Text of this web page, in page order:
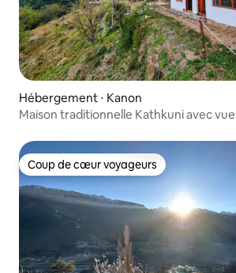
Hébergement ⋅ Kanon
Maison traditionnelle Kathkuni avec
Coup de cœur voyageurs
Coup de cœur voyageurs